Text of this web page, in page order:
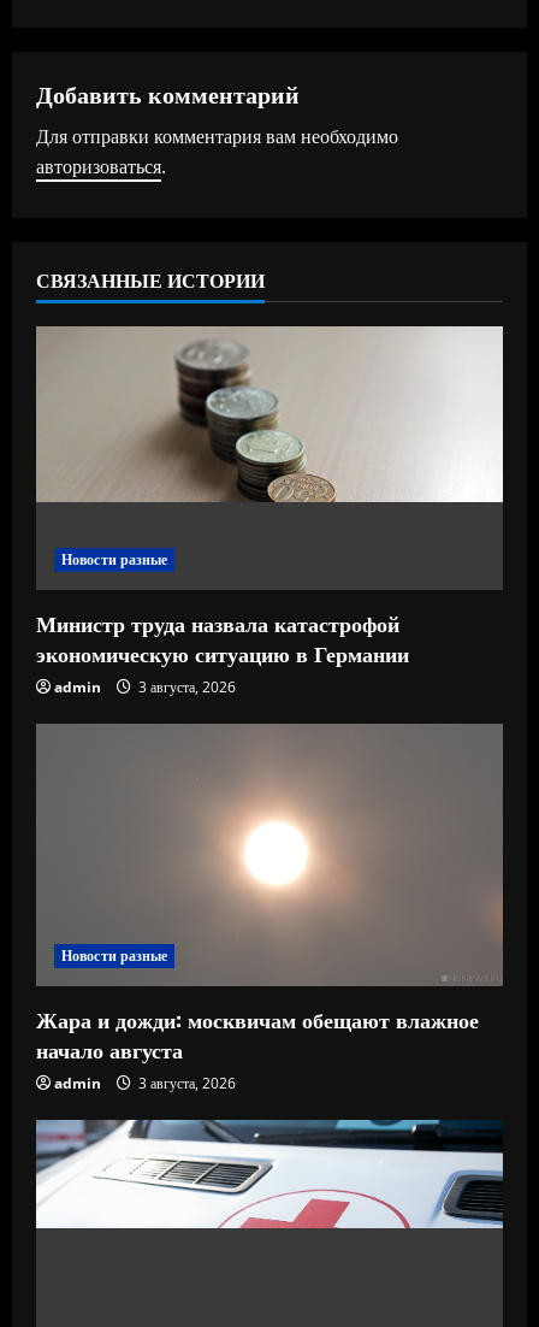
и
т
ч
т
Добавить комментарий
Для отправки комментария вам необходимо
авторизоваться.
СВЯЗАННЫЕ ИСТОРИИ
Новости разные
Министр труда назвала катастрофой
экономическую ситуацию в Германии
admin 3 августа, 2026
Новости разные
Жара и дожди: москвичам обещают влажное
начало августа
admin 3 августа, 2026